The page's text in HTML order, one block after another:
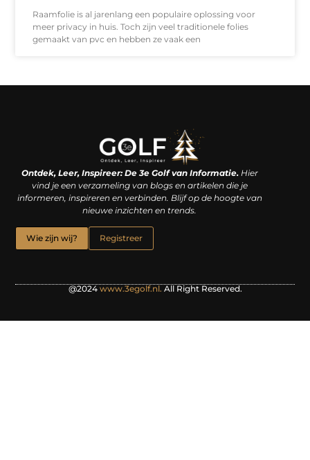
Raamfolie is al jarenlang een populaire oplossing voor
meer privacy in huis. Toch zijn veel traditionele folies
gemaakt van pvc en hebben ze vaak een
Ontdek, Leer, Inspireer: De 3e Golf van Informatie.Hier
vind je een verzameling van blogs en artikelen die je
informeren, inspireren en verbinden. Blijf op de hoogte van
nieuwe inzichten en trends.
Wie zijn wij? Registreer
@2024www.3egolf.nl.All Right Reserved.